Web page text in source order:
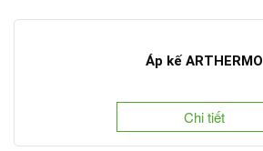
Áp kế ARTHERMO
Chi tiết